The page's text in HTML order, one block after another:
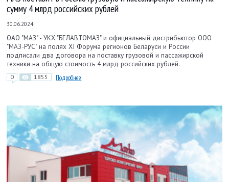
сумму 4 млрд российских рублей
30.06.2024
ОАО "МАЗ" - УКХ "БЕЛАВТОМАЗ" и официальный дистрибьютор ООО
"МАЗ-РУС" на полях XI Форума регионов Беларуси и России
подписали два договора на поставку грузовой и пассажирской
техники на общую стоимость 4 млрд российских рублей.
0 1855 Подробнее